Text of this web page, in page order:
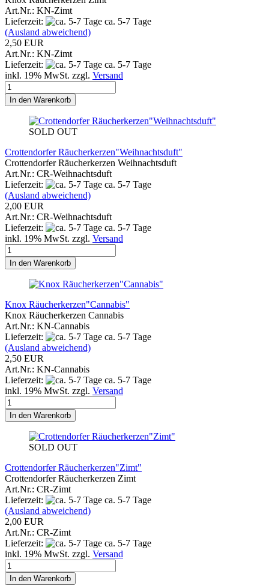
Art.Nr.: KN-Zimt
Lieferzeit:
ca. 5-7 Tage
(Ausland abweichend)
2,50 EUR
Art.Nr.: KN-Zimt
Lieferzeit:
ca. 5-7 Tage
inkl. 19% MwSt. zzgl. Versand
In den Warenkorb
SOLD OUT
Crottendorfer Räucherkerzen"Weihnachtsduft"
Crottendorfer Räucherkerzen Weihnachtsduft
Art.Nr.: CR-Weihnachtsduft
Lieferzeit:
ca. 5-7 Tage
(Ausland abweichend)
2,00 EUR
Art.Nr.: CR-Weihnachtsduft
Lieferzeit:
ca. 5-7 Tage
inkl. 19% MwSt. zzgl. Versand
In den Warenkorb
Knox Räucherkerzen"Cannabis"
Knox Räucherkerzen Cannabis
Art.Nr.: KN-Cannabis
Lieferzeit:
ca. 5-7 Tage
(Ausland abweichend)
2,50 EUR
Art.Nr.: KN-Cannabis
Lieferzeit:
ca. 5-7 Tage
inkl. 19% MwSt. zzgl. Versand
In den Warenkorb
SOLD OUT
Crottendorfer Räucherkerzen"Zimt"
Crottendorfer Räucherkerzen Zimt
Art.Nr.: CR-Zimt
Lieferzeit:
ca. 5-7 Tage
(Ausland abweichend)
2,00 EUR
Art.Nr.: CR-Zimt
Lieferzeit:
ca. 5-7 Tage
inkl. 19% MwSt. zzgl. Versand
In den Warenkorb